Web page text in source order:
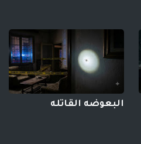
البعوضه القاتله